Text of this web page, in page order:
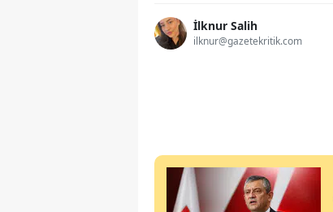
İlknur Salih
ilknur@gazetekritik.com